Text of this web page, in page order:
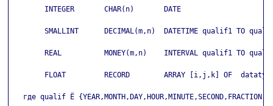
        INTEGER       CHAR(n)       DATE
SMALLINT      DECIMAL(m,n)  DATETIME qualif1 TO
REAL          MONEY(m,n)    INTERVAL qualif1 TO
FLOAT         RECORD        ARRAY [i,j,k] OF
где qualif Ё